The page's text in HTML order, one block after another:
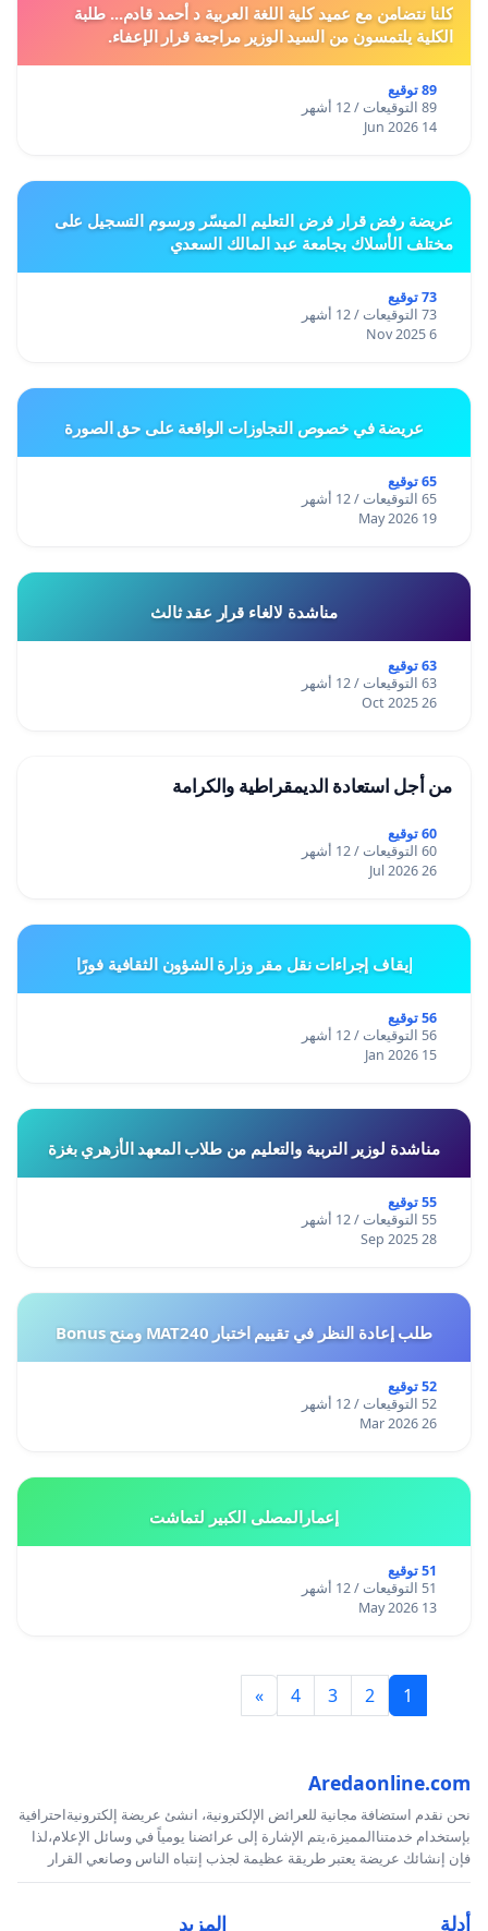
كلنا نتضامن مع عميد كلية اللغة العربية د أحمد قادم... طلبة
الكلية يلتمسون من السيد الوزير مراجعة قرار الإعفاء.
89 توقيع
89 التوقيعات / 12 أشهر
14 Jun 2026
عريضة رفض قرار فرض التعليم الميسّر ورسوم التسجيل على
مختلف الأسلاك بجامعة عبد المالك السعدي
73 توقيع
73 التوقيعات / 12 أشهر
6 Nov 2025
عريضة في خصوص التجاوزات الواقعة على حق الصورة
65 توقيع
65 التوقيعات / 12 أشهر
19 May 2026
مناشدة لالغاء قرار عقد ثالث
63 توقيع
63 التوقيعات / 12 أشهر
26 Oct 2025
من أجل استعادة الديمقراطية والكرامة
60 توقيع
60 التوقيعات / 12 أشهر
26 Jul 2026
إيقاف إجراءات نقل مقر وزارة الشؤون الثقافية فورًا
56 توقيع
56 التوقيعات / 12 أشهر
15 Jan 2026
مناشدة لوزير التربية والتعليم من طلاب المعهد الأزهري بغزة
55 توقيع
55 التوقيعات / 12 أشهر
28 Sep 2025
طلب إعادة النظر في تقييم اختبار MAT240 ومنح Bonus
52 توقيع
52 التوقيعات / 12 أشهر
26 Mar 2026
إعمارالمصلى الكبير لتماشت
51 توقيع
51 التوقيعات / 12 أشهر
13 May 2026
1
2
3
4
»
Aredaonline.com
نحن نقدم استضافة مجانية للعرائض الإلكترونية، انشئ عريضة إلكترونيةاحترافية
بإستخدام خدمتناالمميزة،يتم الإشارة إلى عرائضنا يومياً في وسائل الإعلام،لذا
فإن إنشائك عريضة يعتبر طريقة عظيمة لجذب إنتباه الناس وصانعي القرار
أدلة المزيد